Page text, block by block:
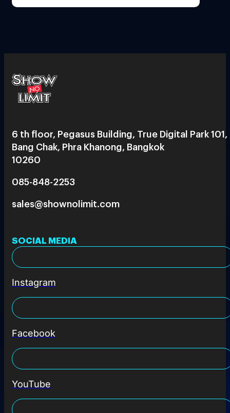
6 th floor, Pegasus Building, True Digital Park 101,
Bang Chak, Phra Khanong, Bangkok
10260
085-848-2253
sales@shownolimit.com
SOCIAL MEDIA
Instagram
Facebook
YouTube